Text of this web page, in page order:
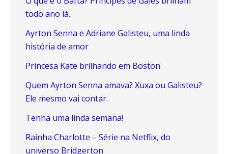
todo ano lá.
Ayrton Senna e Adriane Galisteu, uma linda
história de amor
Princesa Kate brilhando em Boston
Quem Ayrton Senna amava? Xuxa ou Galisteu?
Ele mesmo vai contar.
Tenha uma linda semana!
Rainha Charlotte – Série na Netflix, do
universo Bridgerton